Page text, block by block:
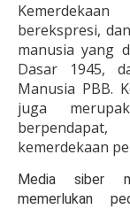
berekspresi,
manusia yang
Dasar 1945,
Manusia PBB.
juga
kemerdekaan
Media siber
memerlukan